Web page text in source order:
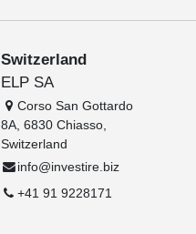
Switzerland
ELP SA
Corso San Gottardo
8A, 6830 Chiasso,
Switzerland
info@investire.biz
+41 91 9228171